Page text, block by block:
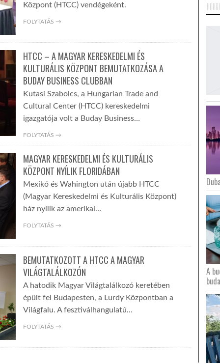
Központ (HTCC) vendégeként.
FOLYTATÁS →
HTCC – A MAGYAR KERESKEDELMI ÉS
KULTURÁLIS KÖZPONT BEMUTATKOZÁSA A
BUDAY BUSINESS CLUBBAN
Kutasi Szabolcs, a Hungarian Trade and
Cultural Center (HTCC) kereskedelmi
igazgatója volt a Buday Business…
FOLYTATÁS →
MAGYAR KERESKEDELMI ÉS KULTURÁLIS
KÖZPONT NYÍLIK FLORIDÁBAN
Mexikó és Wahington után újabb HTCC
(Magyar Kereskedelmi és Kulturális Központ)
ház nyílik az amerikai…
FOLYTATÁS →
BEMUTATKOZOTT A HTCC A MAGYAR
VILÁGTALÁLKOZÓN
A hatodik Magyar Világtalálkozó keretében
épült fel Budapesten, a Lurdy Központban a
Világfalu. A fesztiválhangulatú…
FOLYTATÁS →
A